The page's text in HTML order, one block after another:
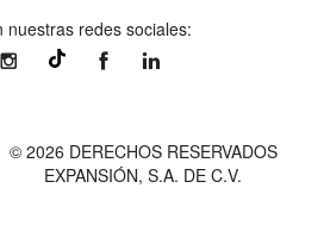
nuestras redes sociales:
expansionmx ExpansionMex
© 2026 DERECHOS RESERVADOS
EXPANSIÓN, S.A. DE C.V.